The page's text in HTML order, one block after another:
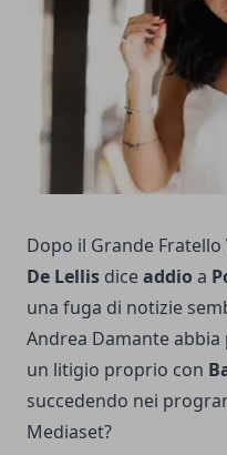
Dopo il Grande
De Lellis diceaddio a
una fuga di notizie
Andrea Damante
un litigio proprio con
succedendo nei
Mediaset?